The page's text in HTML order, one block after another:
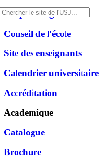
Corps enseignant
Conseil de l'école
Site des enseignants
Calendrier universitaire
Accréditation
Academique
Catalogue
Brochure